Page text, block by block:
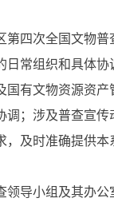
四次全国文物
常组织和具体
有文物资源资
；涉及普查宣
及时准确提供
导小组及其办公